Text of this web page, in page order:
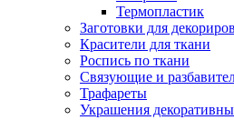
Термопластик
Заготовки для
Красители для ткани
Роспись по ткани
Связующие и
Трафареты
Украшения